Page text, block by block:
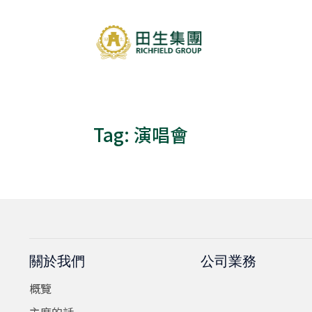
Tag: 演唱會
關於我們
概覽
公司業務